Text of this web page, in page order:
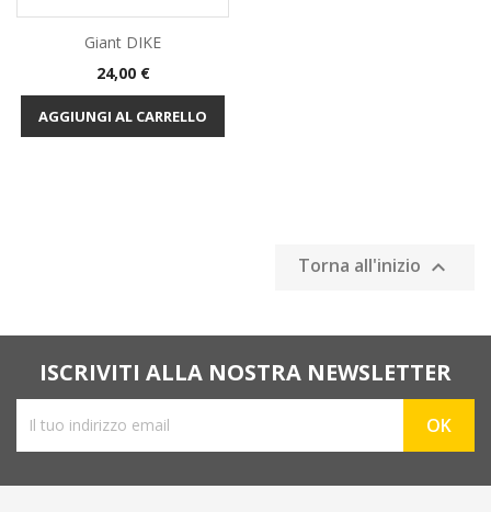
Giant DIKE
Prezzo
24,00 €
AGGIUNGI AL CARRELLO
Torna all'inizio 
ISCRIVITI ALLA NOSTRA NEWSLETTER